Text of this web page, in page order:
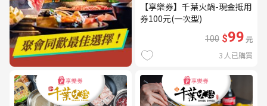
【享樂券】千葉火鍋-現金抵用
券100元(一次型)
100 $99元
3 人已購買